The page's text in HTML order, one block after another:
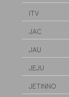
ITV
JAC
JAU
JEJU
JETINNO